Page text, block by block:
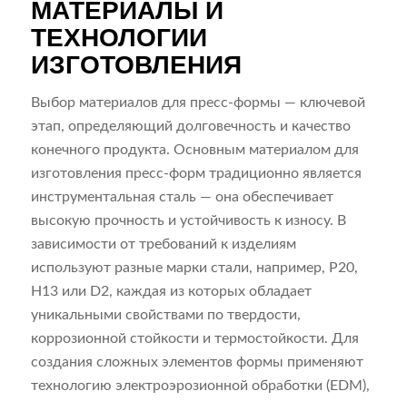
МАТЕРИАЛЫ И
ТЕХНОЛОГИИ
ИЗГОТОВЛЕНИЯ
Выбор материалов для пресс-формы — ключевой
этап, определяющий долговечность и качество
конечного продукта. Основным материалом для
изготовления пресс-форм традиционно является
инструментальная сталь — она обеспечивает
высокую прочность и устойчивость к износу. В
зависимости от требований к изделиям
используют разные марки стали, например, P20,
H13 или D2, каждая из которых обладает
уникальными свойствами по твердости,
коррозионной стойкости и термостойкости. Для
создания сложных элементов формы применяют
технологию электроэрозионной обработки (EDM),